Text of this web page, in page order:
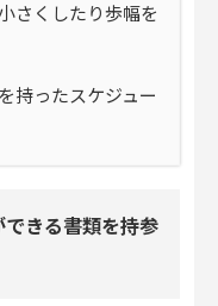
さくしたり歩幅を
持ったスケジュー
きる書類を持参